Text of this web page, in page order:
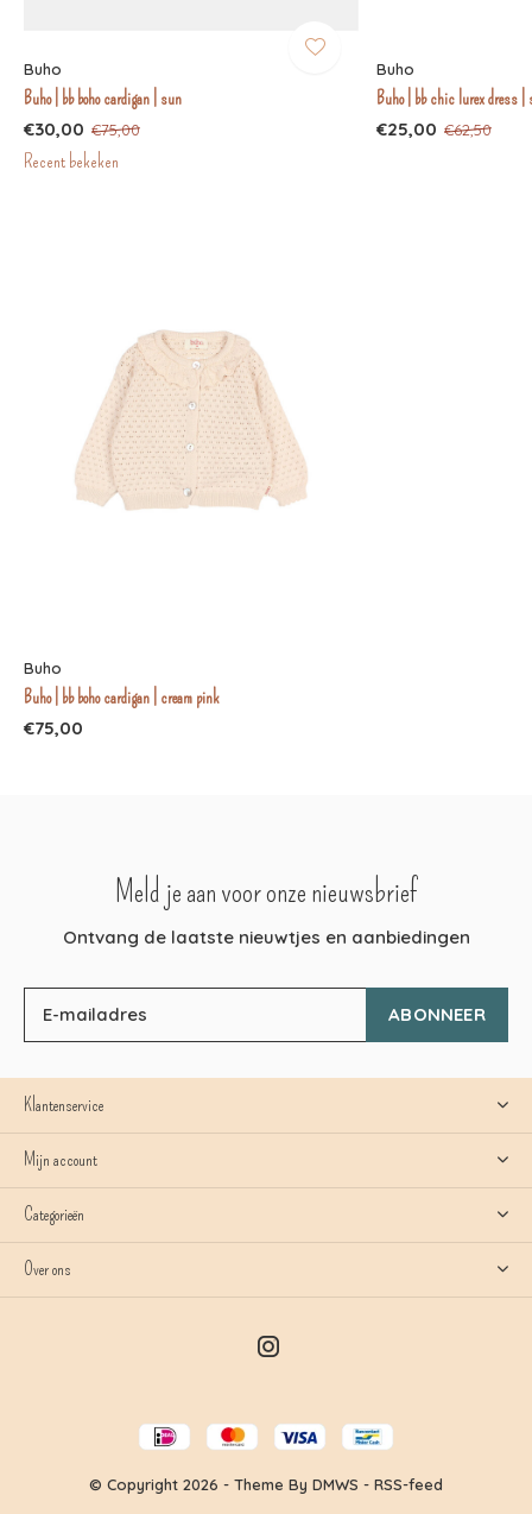
Buho
Buho | bb boho cardigan | sun
€30,00 €75,00
Buho
Buho | bb chic lurex dress |
€25,00 €62,50
Recent bekeken
Buho
Buho | bb boho cardigan | cream pink
€75,00
Meld je aan voor onze nieuwsbrief
Ontvang de laatste nieuwtjes en aanbiedingen
ABONNEER
Klantenservice
Mijn account
Categorieën
Over ons
© Copyright 2026 - Theme By DMWS - RSS-feed